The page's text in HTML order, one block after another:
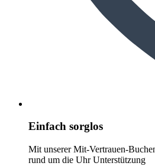
Einfach sorglos
Mit unserer Mit-Vertrauen-
rund um die Uhr Unterstützung